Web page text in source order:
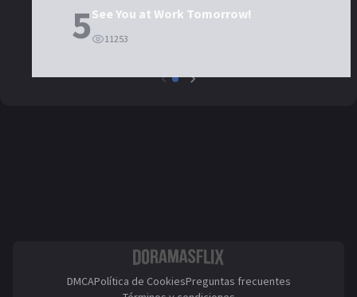
5See You at Work Tomorrow!
11253
DMCAPolítica de CookiesPreguntas frecuentes